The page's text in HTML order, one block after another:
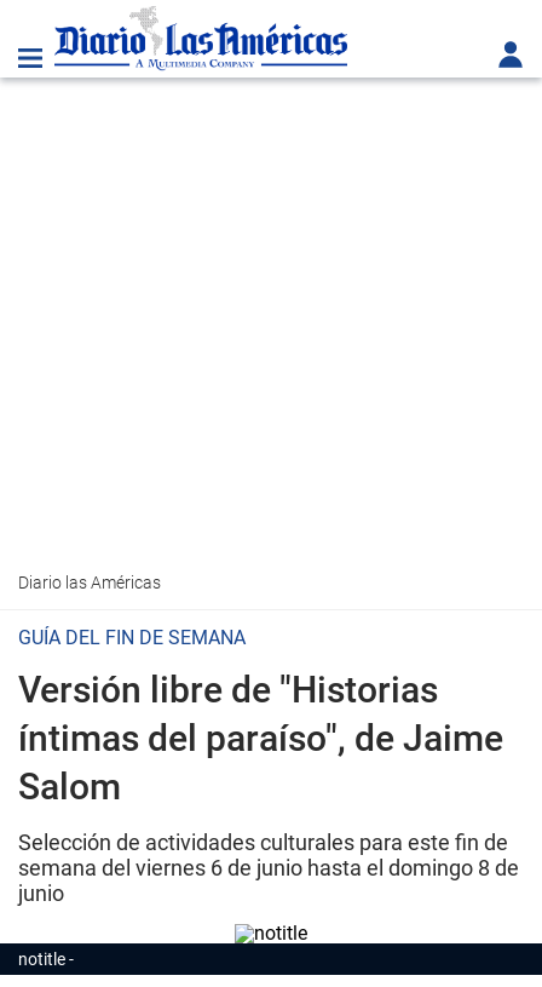
Diario las Américas
GUÍA DEL FIN DE SEMANA
Versión libre de "Historias
íntimas del paraíso", de Jaime
Salom
Selección de actividades culturales para este fin de
semana del viernes 6 de junio hasta el domingo 8 de
junio
notitle